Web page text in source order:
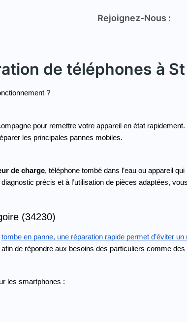
Rejoignez-Nous :
de téléphones à
?
pour remettre votre appareil en état
les principales pannes mobiles.
de charge, téléphone tombé dans l’eau ou appareil
précis et à l’utilisation de pièces adaptées,
(34230)
tombe en panne, une réparation rapide permet d’éviter
de répondre aux besoins des particuliers comme
les smartphones :